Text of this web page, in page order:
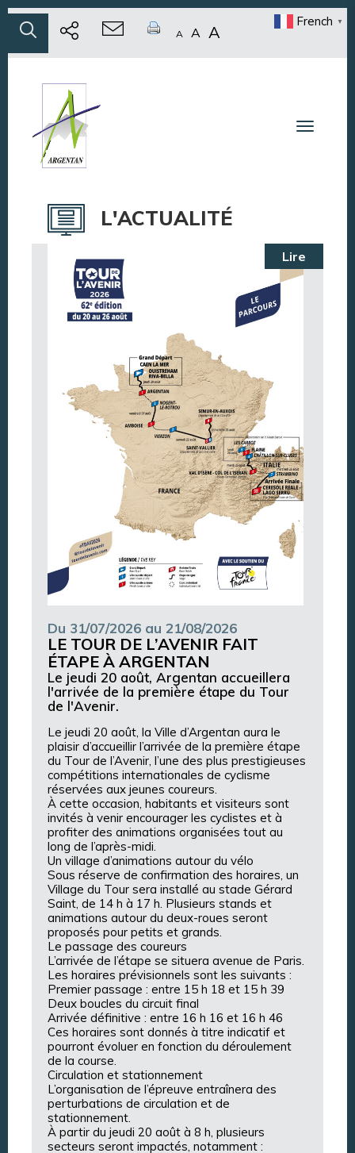
A A A
French ▼
Toggle
L'ACTUALITÉ
Lire
Du 31/07/2026 au 21/08/2026
LE TOUR DE L’AVENIR FAIT
ÉTAPE À ARGENTAN
Le jeudi 20 août, Argentan accueillera
l'arrivée de la première étape du Tour
de l'Avenir.
Le jeudi 20 août, la Ville d’Argentan aura le
plaisir d’accueillir l’arrivée de la première étape
du Tour de l’Avenir, l’une des plus prestigieuses
compétitions internationales de cyclisme
réservées aux jeunes coureurs.
À cette occasion, habitants et visiteurs sont
invités à venir encourager les cyclistes et à
profiter des animations organisées tout au
long de l’après-midi.
Un village d’animations autour du vélo
Sous réserve de confirmation des horaires, un
Village du Tour sera installé au stade Gérard
Saint, de 14 h à 17 h. Plusieurs stands et
animations autour du deux-roues seront
proposés pour petits et grands.
Le passage des coureurs
L’arrivée de l’étape se situera avenue de Paris.
Les horaires prévisionnels sont les suivants :
Premier passage : entre 15 h 18 et 15 h 39
Deux boucles du circuit final
Arrivée définitive : entre 16 h 16 et 16 h 46
Ces horaires sont donnés à titre indicatif et
pourront évoluer en fonction du déroulement
de la course.
Circulation et stationnement
L’organisation de l’épreuve entraînera des
perturbations de circulation et de
stationnement.
À partir du jeudi 20 août à 8 h, plusieurs
secteurs seront impactés, notamment :